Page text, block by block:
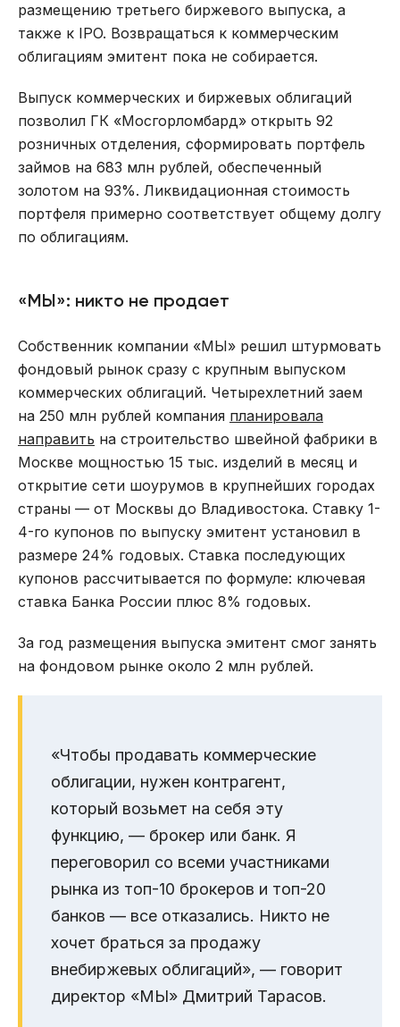
размещению третьего биржевого выпуска, а
также к IPO. Возвращаться к коммерческим
облигациям эмитент пока не собирается.
Выпуск коммерческих и биржевых облигаций
позволил ГК «Мосгорломбард» открыть 92
розничных отделения, сформировать портфель
займов на 683 млн рублей, обеспеченный
золотом на 93%. Ликвидационная стоимость
портфеля примерно соответствует общему долгу
по облигациям.
«МЫ»: никто не продает
Собственник компании «МЫ» решил штурмовать
фондовый рынок сразу с крупным выпуском
коммерческих облигаций. Четырехлетний заем
на 250 млн рублей компания планировала
направить на строительство швейной фабрики в
Москве мощностью 15 тыс. изделий в месяц и
открытие сети шоурумов в крупнейших городах
страны — от Москвы до Владивостока. Ставку 1-
4-го купонов по выпуску эмитент установил в
размере 24% годовых. Ставка последующих
купонов рассчитывается по формуле: ключевая
ставка Банка России плюс 8% годовых.
За год размещения выпуска эмитент смог занять
на фондовом рынке около 2 млн рублей.
«Чтобы продавать коммерческие
облигации, нужен контрагент,
который возьмет на себя эту
функцию, — брокер или банк. Я
переговорил со всеми участниками
рынка из топ-10 брокеров и топ-20
банков — все отказались. Никто не
хочет браться за продажу
внебиржевых облигаций», — говорит
директор «МЫ» Дмитрий Тарасов.